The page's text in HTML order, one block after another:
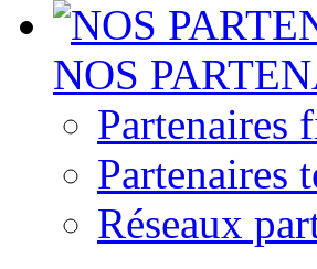
NOS
Partenaires
Partenaires
Réseaux